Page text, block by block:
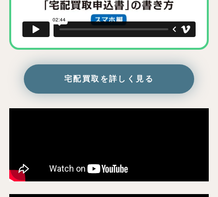
宅配買取を詳しく見る